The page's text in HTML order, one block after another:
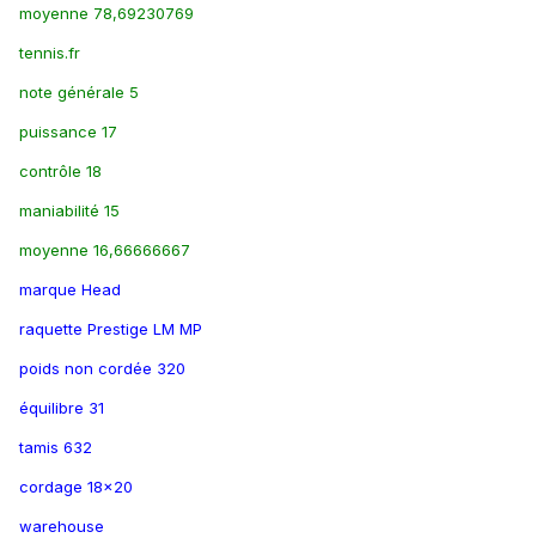
moyenne 78,69230769
tennis.fr
note générale 5
puissance 17
contrôle 18
maniabilité 15
moyenne 16,66666667
marque Head
raquette Prestige LM MP
poids non cordée 320
équilibre 31
tamis 632
cordage 18x20
warehouse